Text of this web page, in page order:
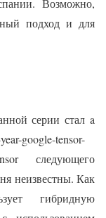
подход и для
серии стал a
google-tensor-
следующего
неизвестны. Как
гибридную